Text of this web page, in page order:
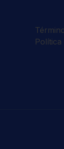
Política